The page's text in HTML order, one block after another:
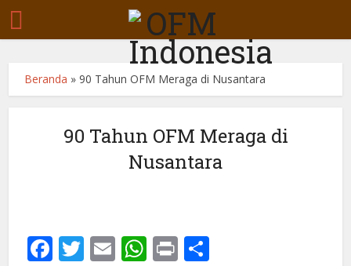
Beranda »90 Tahun OFM Meraga di Nusantara
90 Tahun OFM Meraga di
Nusantara
Facebook
Twitter
EmailWhatsApp
Print